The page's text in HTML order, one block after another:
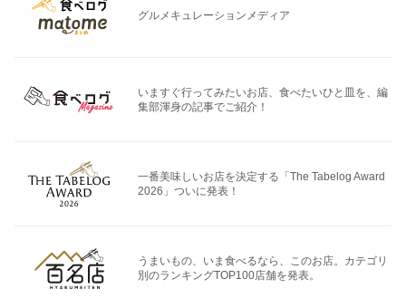
グルメキュレーションメディア
いますぐ行ってみたいお店、食べたいひと皿を、編
集部渾身の記事でご紹介！
一番美味しいお店を決定する「The Tabelog Award
2026」ついに発表！
うまいもの、いま食べるなら、このお店。カテゴリ
別のランキングTOP100店舗を発表。